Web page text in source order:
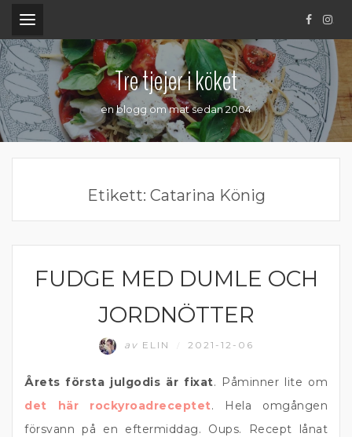
.
Tre tjejer i köket
en blogg om mat sedan 2004
Etikett: Catarina König
ADVENT
FUDGE MED DUMLE OCH
JORDNÖTTER
av ELIN 2021-12-06
Årets första julgodis är fixat. Påminner lite om
det här rockyroadreceptet. Hela omgången
försvann på en eftermiddag. Oups. Recept lånat